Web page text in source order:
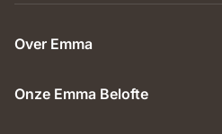
Over Emma
Onze Emma Belofte